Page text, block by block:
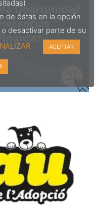
de éstas en la opción
o desactivar parte de su
ACEPTAR